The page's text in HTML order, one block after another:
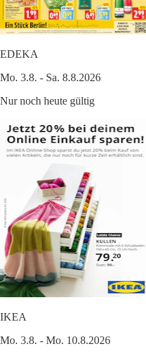
EDEKA
Mo. 3.8. - Sa. 8.8.2026
Nur noch heute gültig
IKEA
Mo. 3.8. - Mo. 10.8.2026